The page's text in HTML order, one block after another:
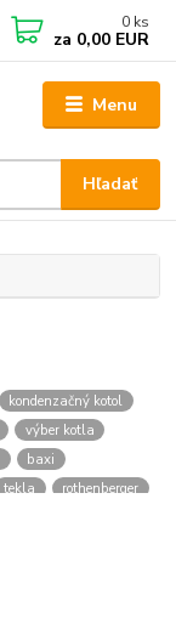
Menu
Hľadať
0 ks
za 0,00 EUR
kondenzačný kotol
výber kotla
baxi
tekla
rothenberger